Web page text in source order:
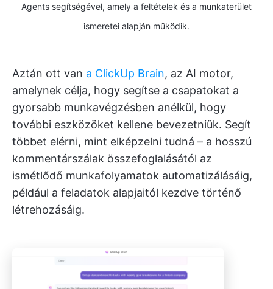
Agents segítségével, amely a feltételek és a munkaterület
ismeretei alapján működik.
Aztán ott van a ClickUp Brain, az AI motor,
amelynek célja, hogy segítse a csapatokat a
gyorsabb munkavégzésben anélkül, hogy
további eszközöket kellene bevezetniük. Segít
többet elérni, mint elképzelni tudná – a hosszú
kommentárszálak összefoglalásától az
ismétlődő munkafolyamatok automatizálásáig,
például a feladatok alapjaitól kezdve történő
létrehozásáig.